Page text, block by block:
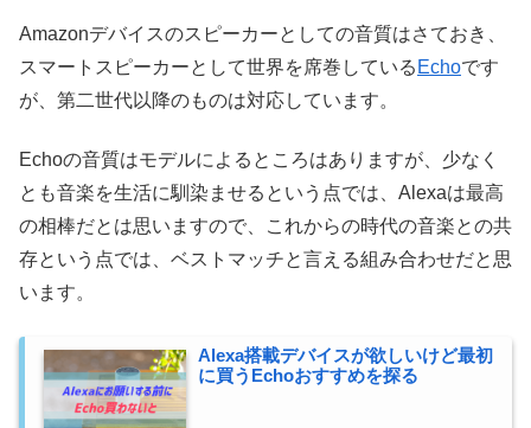
Amazonデバイスのスピーカーとしての音質はさておき、
スマートスピーカーとして世界を席巻している Echoです
が、第二世代以降のものは対応しています。
Echoの音質はモデルによるところはありますが、少なく
とも音楽を生活に馴染ませるという点では、Alexaは最高
の相棒だとは思いますので、これからの時代の音楽との共
存という点では、ベストマッチと言える組み合わせだと思
います。
Alexa搭載デバイスが欲しいけど最初
に買うEchoおすすめを探る